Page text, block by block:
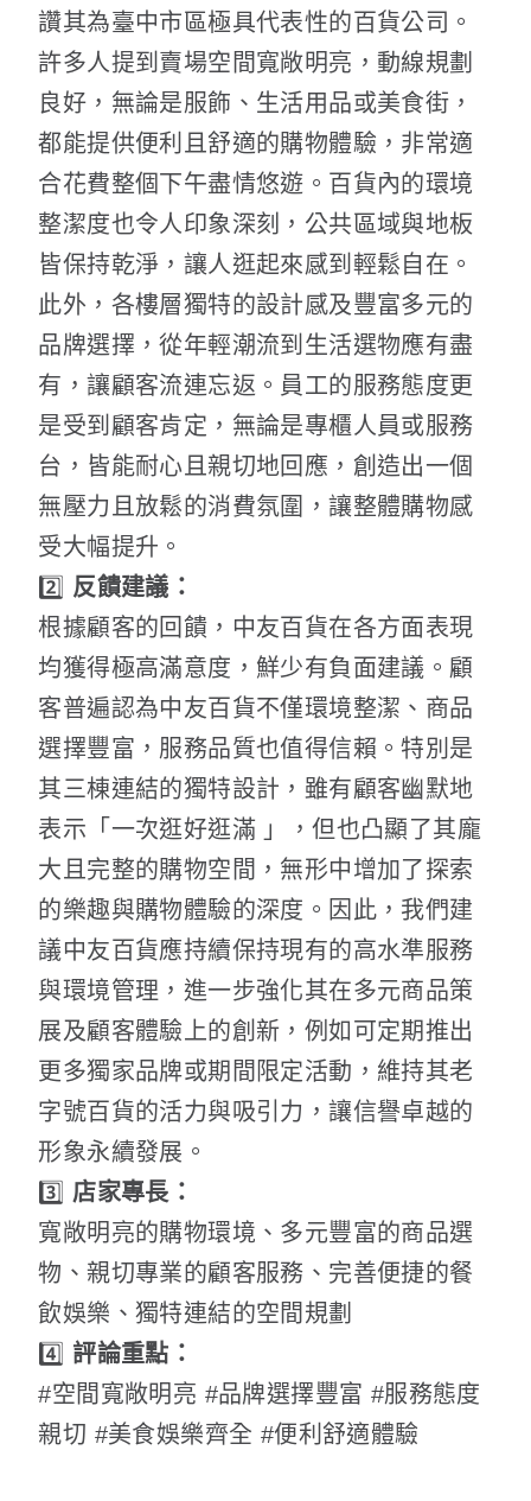
讚其為臺中市區極具代表性的百貨公司。
許多人提到賣場空間寬敞明亮，動線規劃
良好，無論是服飾、生活用品或美食街，
都能提供便利且舒適的購物體驗，非常適
合花費整個下午盡情悠遊。百貨內的環境
整潔度也令人印象深刻，公共區域與地板
皆保持乾淨，讓人逛起來感到輕鬆自在。
此外，各樓層獨特的設計感及豐富多元的
品牌選擇，從年輕潮流到生活選物應有盡
有，讓顧客流連忘返。員工的服務態度更
是受到顧客肯定，無論是專櫃人員或服務
台，皆能耐心且親切地回應，創造出一個
無壓力且放鬆的消費氛圍，讓整體購物感
受大幅提升。
2️⃣ 反饋建議：
根據顧客的回饋，中友百貨在各方面表現
均獲得極高滿意度，鮮少有負面建議。顧
客普遍認為中友百貨不僅環境整潔、商品
選擇豐富，服務品質也值得信賴。特別是
其三棟連結的獨特設計，雖有顧客幽默地
表示「一次逛好逛滿 」，但也凸顯了其龐
大且完整的購物空間，無形中增加了探索
的樂趣與購物體驗的深度。因此，我們建
議中友百貨應持續保持現有的高水準服務
與環境管理，進一步強化其在多元商品策
展及顧客體驗上的創新，例如可定期推出
更多獨家品牌或期間限定活動，維持其老
字號百貨的活力與吸引力，讓信譽卓越的
形象永續發展。
3️⃣ 店家專長：
寬敞明亮的購物環境、多元豐富的商品選
物、親切專業的顧客服務、完善便捷的餐
飲娛樂、獨特連結的空間規劃
4️⃣ 評論重點：
#空間寬敞明亮 #品牌選擇豐富 #服務態度
親切 #美食娛樂齊全 #便利舒適體驗